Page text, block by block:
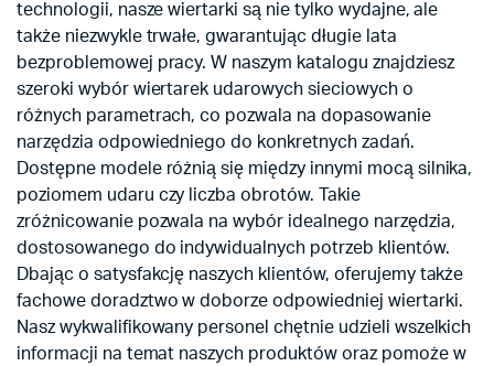
technologii, nasze wiertarki są nie tylko wydajne, ale
także niezwykle trwałe, gwarantując długie lata
bezproblemowej pracy. W naszym katalogu znajdziesz
szeroki wybór wiertarek udarowych sieciowych o
różnych parametrach, co pozwala na dopasowanie
narzędzia odpowiedniego do konkretnych zadań.
Dostępne modele różnią się między innymi mocą silnika,
poziomem udaru czy liczba obrotów. Takie
zróżnicowanie pozwala na wybór idealnego narzędzia,
dostosowanego do indywidualnych potrzeb klientów.
Dbając o satysfakcję naszych klientów, oferujemy także
fachowe doradztwo w doborze odpowiedniej wiertarki.
Nasz wykwalifikowany personel chętnie udzieli wszelkich
informacji na temat naszych produktów oraz pomoże w